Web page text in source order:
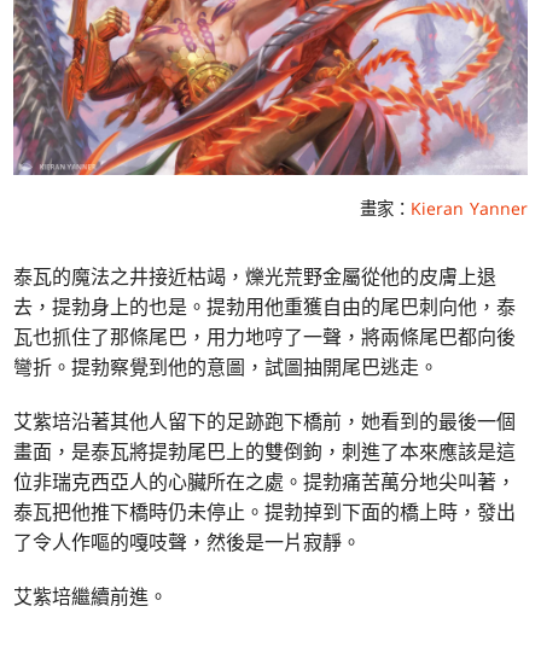
畫家： Kieran Yanner
泰瓦的魔法之井接近枯竭，爍光荒野金屬從他的皮膚上退
去，提勃身上的也是。提勃用他重獲自由的尾巴刺向他，泰
瓦也抓住了那條尾巴，用力地哼了一聲，將兩條尾巴都向後
彎折。提勃察覺到他的意圖，試圖抽開尾巴逃走。
艾紫培沿著其他人留下的足跡跑下橋前，她看到的最後一個
畫面，是泰瓦將提勃尾巴上的雙倒鉤，刺進了本來應該是這
位非瑞克西亞人的心臟所在之處。提勃痛苦萬分地尖叫著，
泰瓦把他推下橋時仍未停止。提勃掉到下面的橋上時，發出
了令人作嘔的嘎吱聲，然後是一片寂靜。
艾紫培繼續前進。